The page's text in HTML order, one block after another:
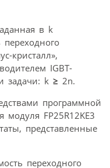
в k
переходного
кристалл»,
IGBT-
задачи: k ≥ 2n.
программной
модуля FP25R12KE3
представленные